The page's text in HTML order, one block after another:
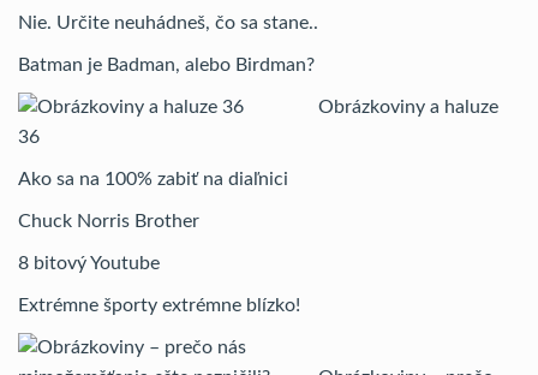
Nie. Určite neuhádneš, čo sa stane..
Batman je Badman, alebo Birdman?
Obrázkoviny a haluze
36
Ako sa na 100% zabiť na diaľnici
Chuck Norris Brother
8 bitový Youtube
Extrémne športy extrémne blízko!